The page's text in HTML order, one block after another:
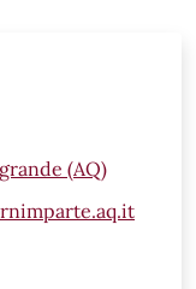
(AQ)